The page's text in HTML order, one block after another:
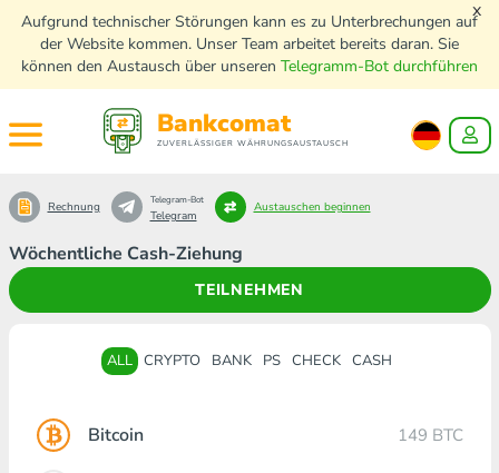
Aufgrund technischer Störungen kann es zu Unterbrechungen auf
der Website kommen. Unser Team arbeitet bereits daran. Sie
können den Austausch über unseren Telegramm-Bot durchführen
x
Bankcomat
ZUVERLÄSSIGER WÄHRUNGSAUSTAUSCH
Wöchentliche Cash-Ziehung
TEILNEHMEN
Rechnung Telegram-Bot
Telegram
Austauschen beginnen
ALL CRYPTO BANK PS CHECK CASH
Bitcoin 149 BTC